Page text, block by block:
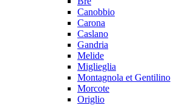
Canobbio
Carona
Caslano
Gandria
Melide
Miglieglia
Montagnola et Gentilino
Morcote
Origlio